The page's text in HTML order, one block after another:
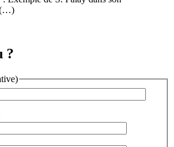
(…)
?